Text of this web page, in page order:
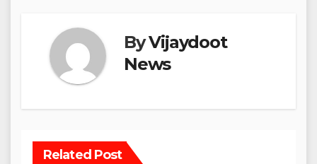
ByVijaydoot
News
Related Post